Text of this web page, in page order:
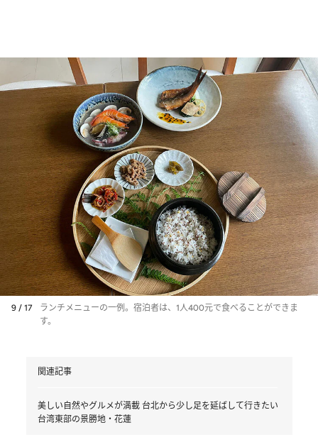
9 / 17
ランチメニューの一例。宿泊者は、1人400元で食べることができま
す。
関連記事
美しい自然やグルメが満載 台北から少し足を延ばして行きたい
台湾東部の景勝地・花蓮